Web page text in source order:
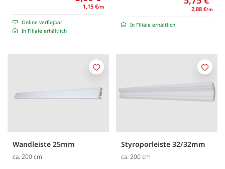
1,15 €/m
Online verfügbar
In Filiale erhältlich
2,88 €/m
In Filiale erhältlich
Wandleiste 25mm
ca. 200 cm
Merken
Styroporleiste 32/32mm
ca. 200 cm